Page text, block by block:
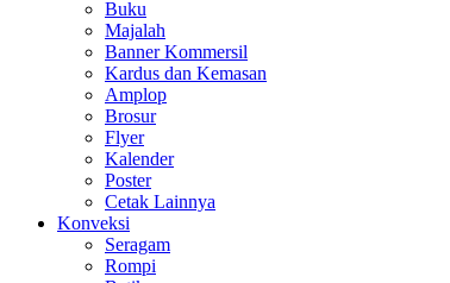
Buku
Majalah
Banner Kommersil
Kardus dan Kemasan
Amplop
Brosur
Flyer
Kalender
Poster
Cetak Lainnya
Konveksi
Seragam
Rompi